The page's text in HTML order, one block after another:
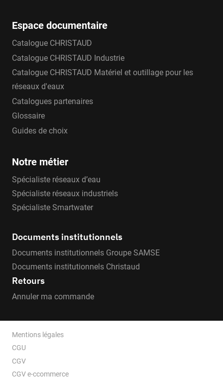
Espace documentaire
Catalogue CHRISTAUD
Catalogue CHRISTAUD Industrie
Catalogue CHRISTAUD Matériel et outillage pour les
réseaux d'eaux
Catalogues partenaires
Glossaire
Guides de choix
Notre métier
Spécialiste réseaux d’eau
Spécialiste réseaux industriels
Spécialiste Smartwater
Documents institutionnels
Documents institutionnels Groupe SAMSE
Documents institutionnels Christaud
Retours
Annuler ma commande
Mentions légales
CGU
CGV
CGV e-ccommerce